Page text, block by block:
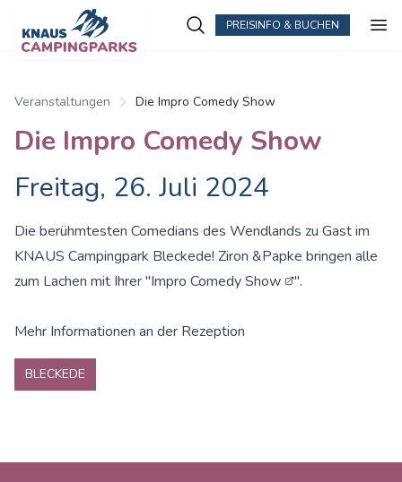
PREISINFO & BUCHEN
Veranstaltungen Die Impro Comedy Show
Die Impro Comedy Show
Freitag, 26. Juli 2024
Die berühmtesten Comedians des Wendlands zu Gast im
KNAUS Campingpark Bleckede! Ziron &Papke bringen alle
zum Lachen mit Ihrer "Impro Comedy Show ".
Mehr Informationen an der Rezeption
BLECKEDE